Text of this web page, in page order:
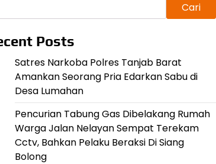
Cari
Posts
Satres Narkoba Polres Tanjab Barat
Amankan Seorang Pria Edarkan Sabu di
Desa Lumahan
Pencurian Tabung Gas Dibelakang Rumah
Warga Jalan Nelayan Sempat Terekam
Cctv, Bahkan Pelaku Beraksi Di Siang
Bolong